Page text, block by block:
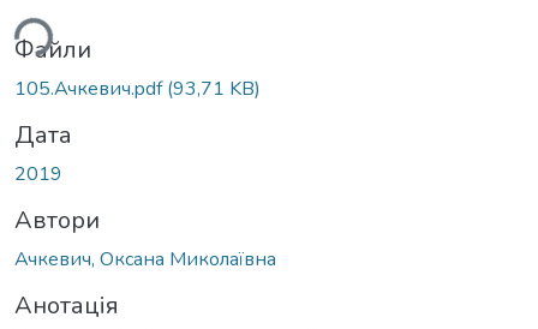
Файли
105.Ачкевич.pdf(93,71 KB)
Дата
2019
Автори
Ачкевич, Оксана Миколаївна
Анотація